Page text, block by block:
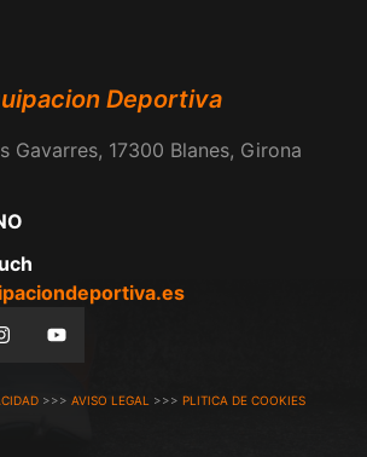
Deportiva
Gavarres, 17300 Blanes, Girona
>>> AVISO LEGAL >>> PLITICA DE COOKIES